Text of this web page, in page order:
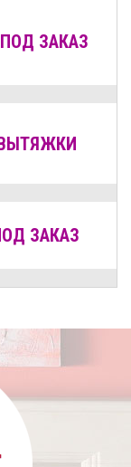
ПОД ЗАКАЗ
ЗАКАЗ